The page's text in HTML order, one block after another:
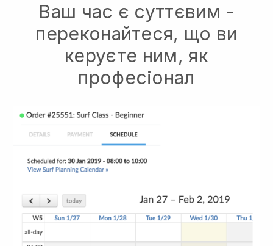
Ваш час є суттєвим -
переконайтеся, що ви
керуєте ним, як
професіонал